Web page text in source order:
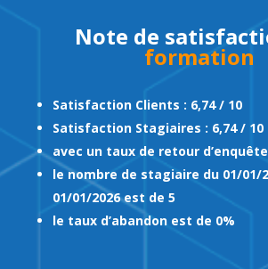
Note de
formation
Satisfaction Clients : 6,74 / 10
Satisfaction Stagiaires : 6,74 / 10
avec un taux de retour
le nombre de stagiaire du 01/01/
01/01/2026 est de 5
le taux d’abandon est de 0%